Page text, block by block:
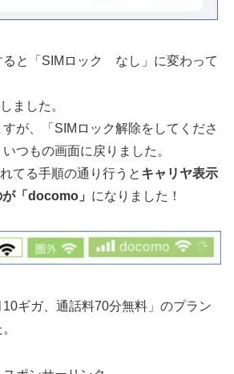
ると「SIMロック なし」に変わって
ました。
が、「SIMロック解除をしてくださ
つもの画面に戻りました。
てる手順の通り行うと キャリヤ表示
「docomo」 になりました！
ギガ、通話料70分無料」のプラン